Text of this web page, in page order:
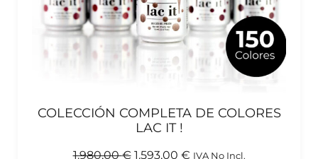
COLECCIÓN COMPLETA DE COLORES
LAC IT !
1.980,00€ 1.593,00 € IVA No Incl.